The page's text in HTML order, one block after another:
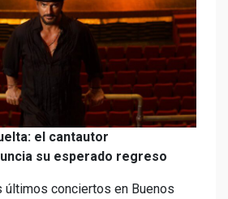
el cantautor
su esperado regreso
últimos conciertos en Buenos